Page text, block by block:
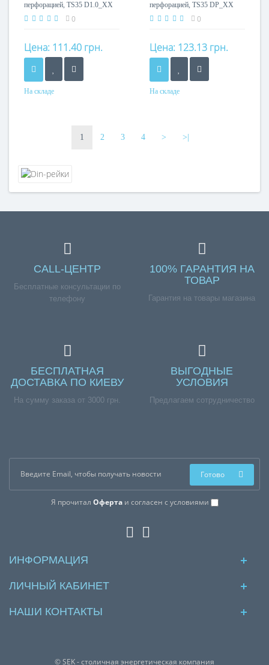
перфорацией, TS35 D1.0_XX
0
Цена: 111.40 грн.
На складе
перфорацией, TS35 DP_XX
0
Цена: 123.13 грн.
На складе
1 2 3 4 > >|
CALL-ЦЕНТР
Бесплатные консультации по
телефону
100% ГАРАНТИЯ НА
ТОВАР
Гарантия на товары магазина
БЕСПЛАТНАЯ
ДОСТАВКА ПО КИЕВУ
На сумму заказа от 3000 грн.
ВЫГОДНЫЕ
УСЛОВИЯ
Предлагаем сотрудничество
Я прочитал Офертаи согласен с условиями
Готово
ИНФОРМАЦИЯ
ЛИЧНЫЙ КАБИНЕТ
НАШИ КОНТАКТЫ
© SEK - столичная энергетическая компания